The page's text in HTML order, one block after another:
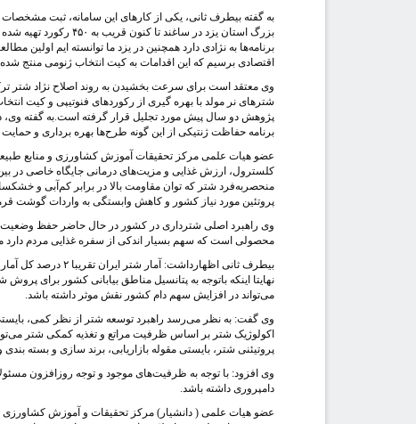
به گفته بیطرف ثانی، یکی از کارهای این سامانه، ثبت
بزرگ استان یزد در
برنامه‌ها به نژادی دارد همچنین در یزد ما توانسته ایم
اقتصادی برسیم که این اقدامات به کیت انتخاب ژنومی منتج
وی معتقد است برای سرعت بخشیدن به روند اصلاح نژاد شتر
شترهای نر مولد با بهره گیری از رکوردهای فنوتیپی و کیت
برنامه حفاظت ژنتیکی از این گونه طرح‌ها بهره برداری و حمایت
عضو هیات علمی مرکز تحقیقات آموزش کشاورزی و منابع
کلسترول، ارزش غذایی و مزیت‌های درمانی جایگاه خاصی در
منحصربه‌فرد شتر که توان مقاومت بالا در برابر کم‌آبی و
پروتئین مورد نیاز کشور و کاهش وابستگی به واردات گوشت
وی راهبرد اصلی شترداری در کشور در حال حاضر حفظ
محصولی است که سهم بسیار اندکی از سفره غذایی مردم دارد
نهایتا اینکه باتوجه به پتانسیل مناطق بیابانی کشور برای
می‌تواند در افزایش سهم دام کشور نقش موثر داشته باشد.
وی گفت: به نظر می‌رسد راهبرد توسعه شتر از نظر کمی،
اکولوژیک شتر بر اساس ظرفیت مراتع و تغذیه کمکی شتر
پروتیئنی شتر، بایستی مقوله بازاریابی، برند سازی و بسته
وی افزود: با توجه به ظرفیت‌‌های موجود و توجه روزافزون
دامپروری داشته باشد.
عضو هیات علمی ( دانشیار) مرکز تحقیقات و آموزش کشاورزی